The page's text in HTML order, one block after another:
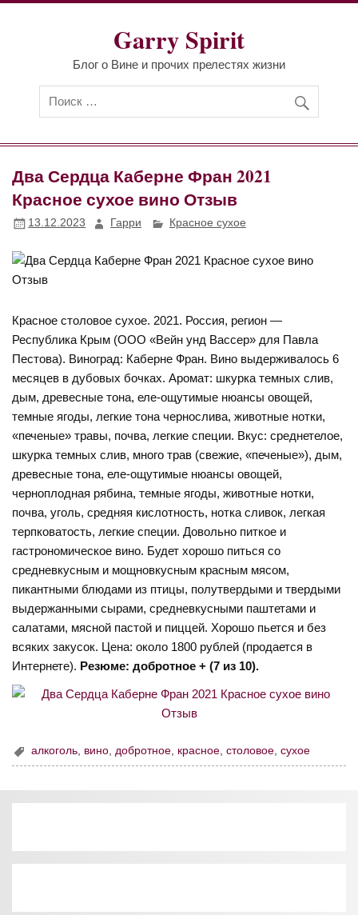
Перейти
Garry Spirit
Блог о Вине и прочих прелестях жизни
Два Сердца Каберне Фран 2021
Красное сухое вино Отзыв
13.12.2023 Гарри Красное сухое
Красное столовое сухое. 2021. Россия, регион —
Республика Крым (ООО «Вейн унд Вассер» для Павла
Пестова). Виноград: Каберне Фран. Вино выдерживалось 6
месяцев в дубовых бочках. Аромат: шкурка темных слив,
дым, древесные тона, еле-ощутимые нюансы овощей,
темные ягоды, легкие тона чернослива, животные нотки,
«печеные» травы, почва, легкие специи. Вкус: среднетелое,
шкурка темных слив, много трав (свежие, «печеные»), дым,
древесные тона, еле-ощутимые нюансы овощей,
черноплодная рябина, темные ягоды, животные нотки,
почва, уголь, средняя кислотность, нотка сливок, легкая
терпковатость, легкие специи. Довольно питкое и
гастрономическое вино. Будет хорошо питься со
средневкусным и мощновкусным красным мясом,
пикантными блюдами из птицы, полутвердыми и твердыми
выдержанными сырами, средневкусными паштетами и
салатами, мясной пастой и пиццей. Хорошо пьется и без
всяких закусок. Цена: около 1800 рублей (продается в
Интернете). Резюме: добротное + (7 из 10).
алкоголь, вино,добротное, красное,столовое,сухое